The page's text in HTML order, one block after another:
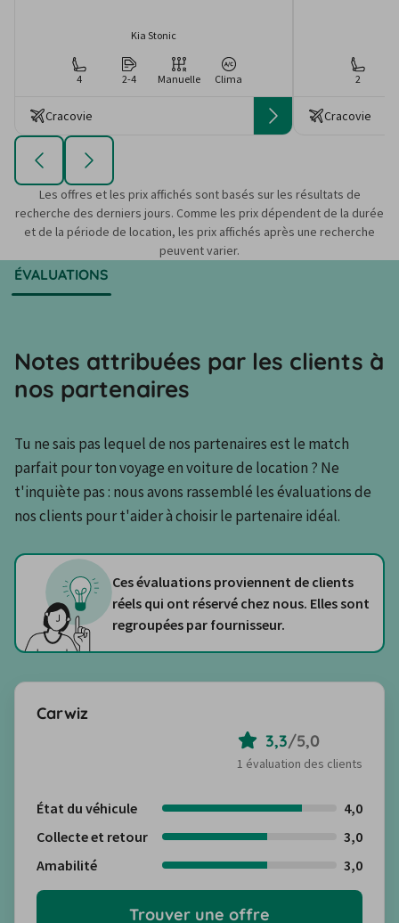
Kia Stonic
4 2-4 Manuelle Clima
Cracovie
2
Cracovie
Les offres et les prix affichés sont basés sur les résultats de
recherche des derniers jours. Comme les prix dépendent de la durée
et de la période de location, les prix affichés après une recherche
peuvent varier.
ÉVALUATIONS
Notes attribuées par les clients à
nos partenaires
Tu ne sais pas lequel de nos partenaires est le match
parfait pour ton voyage en voiture de location ? Ne
t'inquiète pas : nous avons rassemblé les évaluations de
nos clients pour t'aider à choisir le partenaire idéal.
Ces évaluations proviennent de clients
réels qui ont réservé chez nous. Elles sont
regroupées par fournisseur.
Carwiz
3,3/5,0
1 évaluation des clients
État du véhicule
4,0
Collecte et retour
3,0
Amabilité
3,0
Trouver une offre